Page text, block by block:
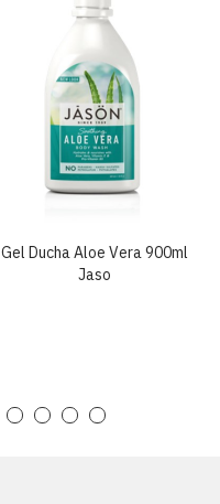
Gel Ducha Aloe Vera 900ml
Jaso